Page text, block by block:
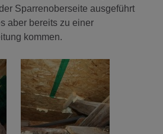
Sparrenoberseite ausgeführt
aber bereits zu einer
kommen.